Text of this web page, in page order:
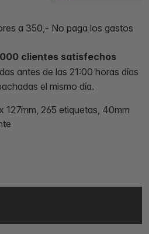
a 350,- No paga los gastos
clientes satisfechos
antes de las 21:00 horas días
el mismo día.
127mm, 265 etiquetas, 40mm